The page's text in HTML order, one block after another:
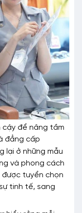
cậy để nâng tầm
đẳng cấp
lại ở những mẫu
và phong cách
được tuyển chọn
tinh tế, sang